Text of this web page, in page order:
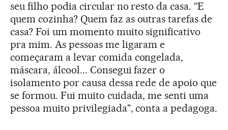
seu filho podia circular no resto da casa. “E
quem cozinha? Quem faz as outras tarefas de
casa? Foi um momento muito significativo
pra mim. As pessoas me ligaram e
começaram a levar comida congelada,
máscara, álcool... Consegui fazer o
isolamento por causa dessa rede de apoio que
se formou. Fui muito cuidada, me senti uma
pessoa muito privilegiada", conta a pedagoga.